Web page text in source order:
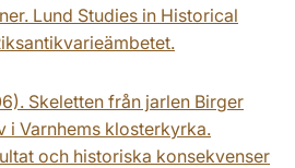
Lund Studies in Historical
Skeletten från jarlen Birger
i Varnhems klosterkyrka.
och historiska konsekvenser